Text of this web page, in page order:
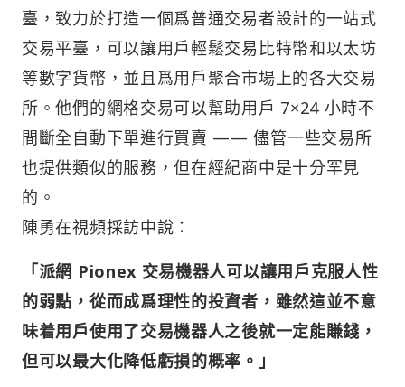
臺，致力於打造一個爲普通交易者設計的一站式
交易平臺，可以讓用戶輕鬆交易比特幣和以太坊
等數字貨幣，並且爲用戶聚合市場上的各大交易
所。他們的網格交易可以幫助用戶 7×24 小時不
間斷全自動下單進行買賣 —— 儘管一些交易所
也提供類似的服務，但在經紀商中是十分罕見
的。
陳勇在視頻採訪中說：
「派網 Pionex 交易機器人可以讓用戶克服人性
的弱點，從而成爲理性的投資者，雖然這並不意
味着用戶使用了交易機器人之後就一定能賺錢，
但可以最大化降低虧損的概率。」